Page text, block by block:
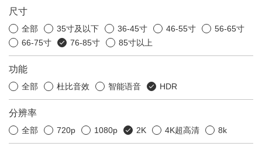
尺寸
全部 35寸及以下 36-45寸 46-55寸
56-65寸
66-75寸
76-85寸 85寸以上
功能
全部 杜比音效 智能语音 HDR
分辨率
全部 720p 1080p 2K 4K超高清 8k